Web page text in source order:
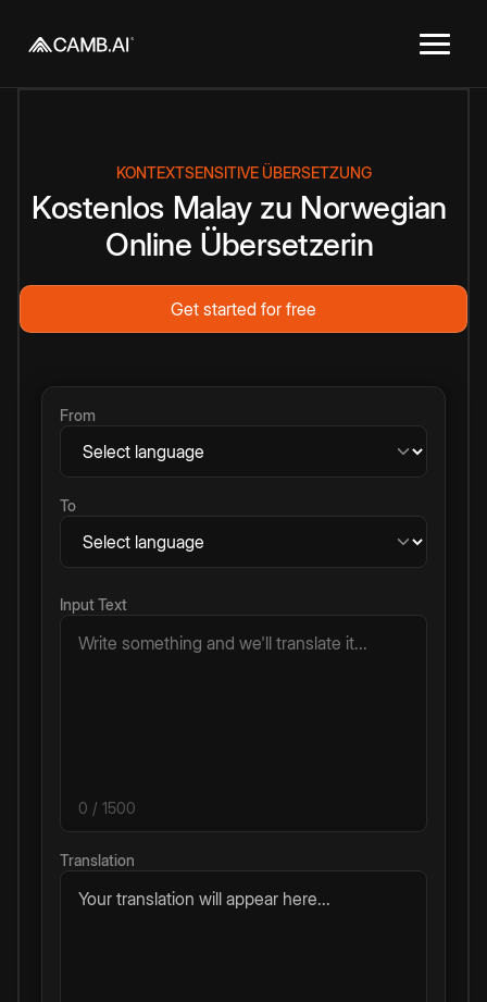
KONTEXTSENSITIVE ÜBERSETZUNG
Kostenlos Malay zu Norwegian
Online Übersetzerin
Get started for free
From
To
Input Text
0 / 1500
Translation
Your translation will appear here...